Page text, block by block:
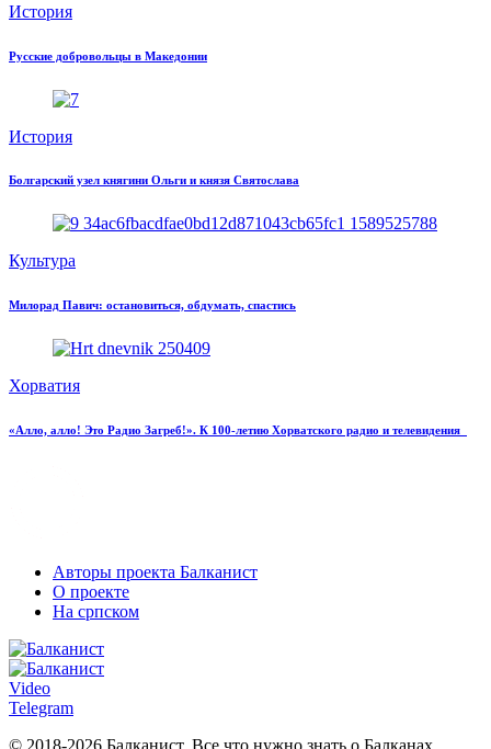
История
Русские добровольцы в Македонии
История
Болгарский узел княгини Ольги и князя Святослава
Культура
Милорад Павич: остановиться, обдумать, спастись
Хорватия
«Алло, алло! Это Радио Загреб!». К 100-летию Хорватского радио и телевидения
Авторы проекта Балканист
О проекте
На српском
Video
Telegram